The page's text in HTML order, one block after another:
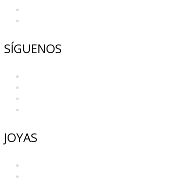
SÍGUENOS
JOYAS